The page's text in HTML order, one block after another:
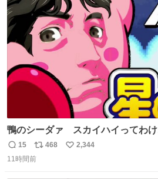
数
鴨のシーダァ スカイハイってわけ
youtu.be/QbctcHorQyA
返
信
15
リ
ポ
468
い
2,344
11時間前